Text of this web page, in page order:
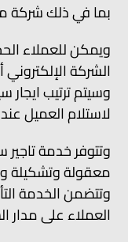
بما في ذلك شركة
ويمكن للعملاء
الشركة
وسيتم ترتيب ايجار
لاستلام العميل
وتتوفر خدمة تاجير
معقولة وتشكيلة
وتتضمن الخدمة
العملاء على مدار